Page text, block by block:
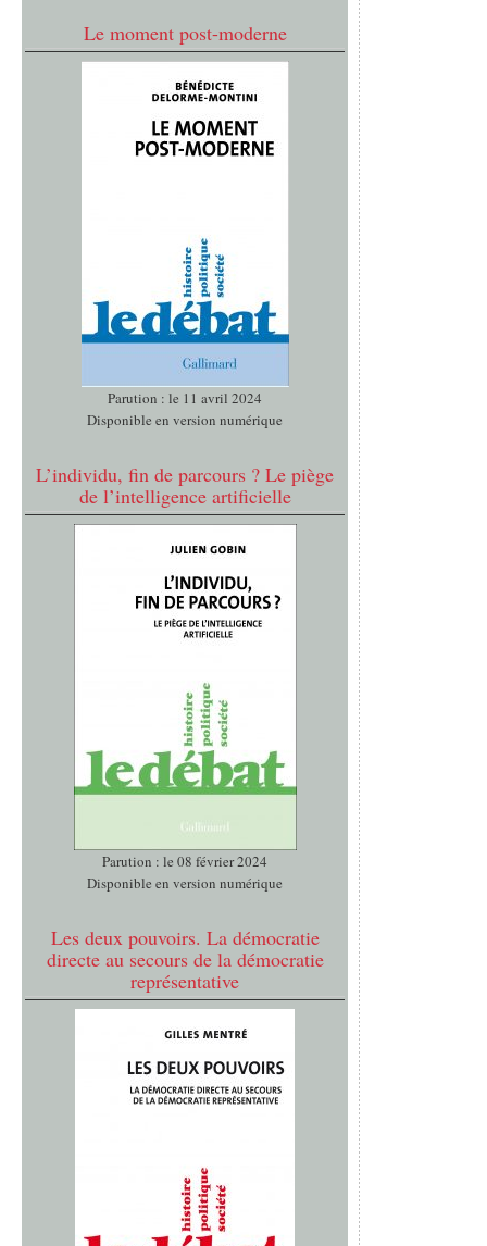
Le moment post-moderne
Parution : le 11 avril 2024
Disponible en version numérique
L’individu, fin de parcours ? Le piège
de l’intelligence artificielle
Parution : le 08 février 2024
Disponible en version numérique
Les deux pouvoirs. La démocratie
directe au secours de la démocratie
représentative